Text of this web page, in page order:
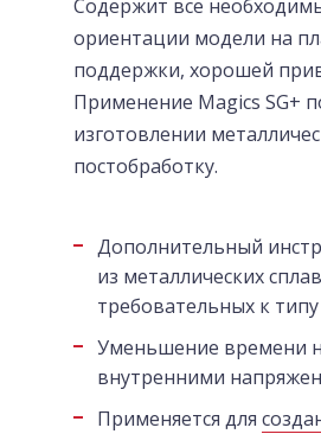
Содержит все
ориентации модели на
поддержки, хорошей
Применение Magics SG+
изготовлении
постобработку.
Дополнительный
из металлических
требовательных к
Уменьшение времени
внутренними
Применяется для